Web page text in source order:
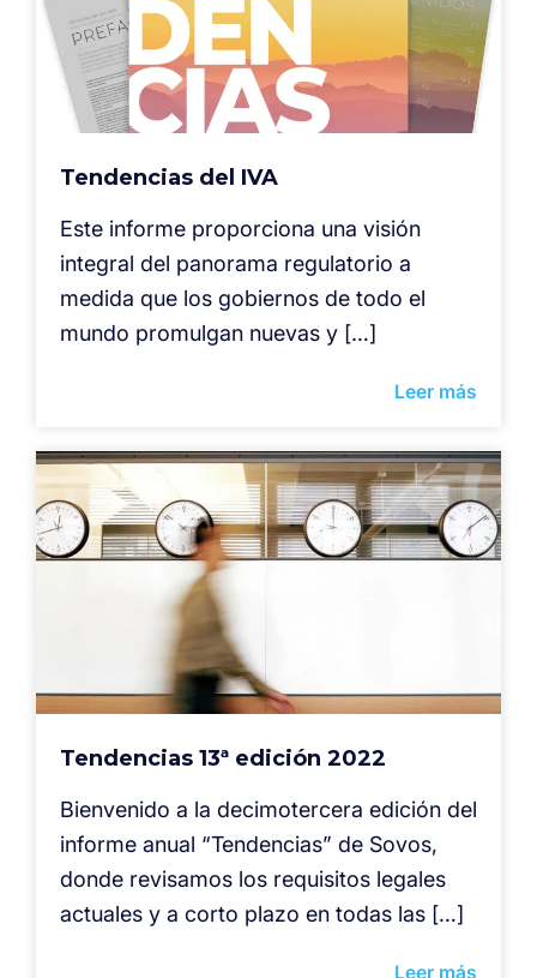
Tendencias del IVA
Este informe proporciona una visión
integral del panorama regulatorio a
medida que los gobiernos de todo el
mundo promulgan nuevas y […]
Leer más
Tendencias 13ª edición 2022
Bienvenido a la decimotercera edición del
informe anual “Tendencias” de Sovos,
donde revisamos los requisitos legales
actuales y a corto plazo en todas las […]
Leer más